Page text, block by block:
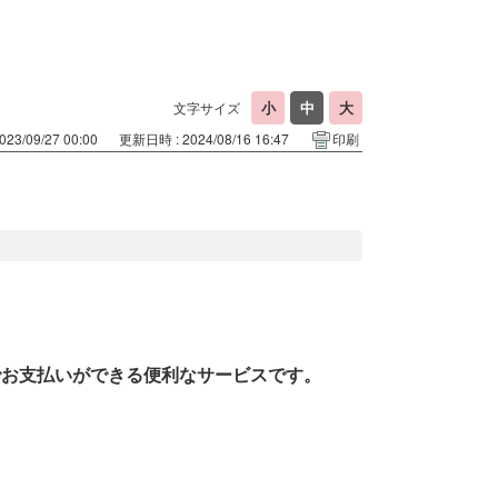
文字サイズ
09/27 00:00 更新日時 : 2024/08/16 16:47 印刷
払いができる便利なサービスです。